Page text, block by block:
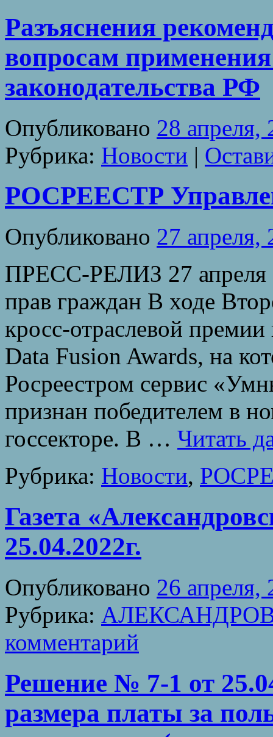
Разъяснения
вопросам
законодательства РФ
Опубликовано 28 апреля,
Рубрика: Новости |
РОСРЕЕСТР
Опубликовано 27 апреля,
ПРЕСС-РЕЛИЗ 27 апреля
прав граждан В ходе
кросс-отраслевой
Data Fusion Awards, на
Росреестром сервис
признан победителем в
госсекторе. В … Читать
Рубрика: Новости,
Газета
25.04.2022г.
Опубликовано 26 апреля,
Рубрика:
комментарий
Решение № 7-1 от
размера платы за